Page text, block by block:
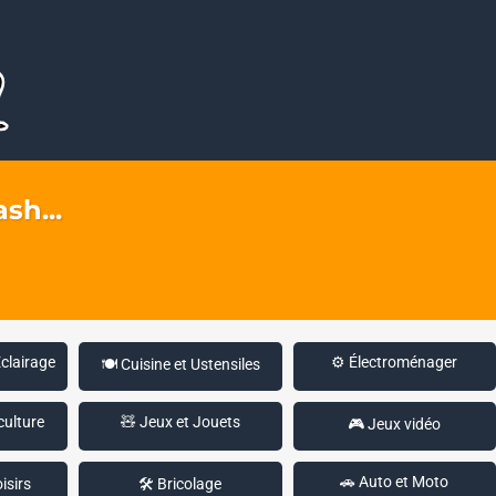
🍽️ Cuisine et Ustensiles ⚙️ Électroménager
🧸 Jeux et Jouets 🎮 Jeux vidéo
🛠️ Bricolage 🚗 Auto et Moto